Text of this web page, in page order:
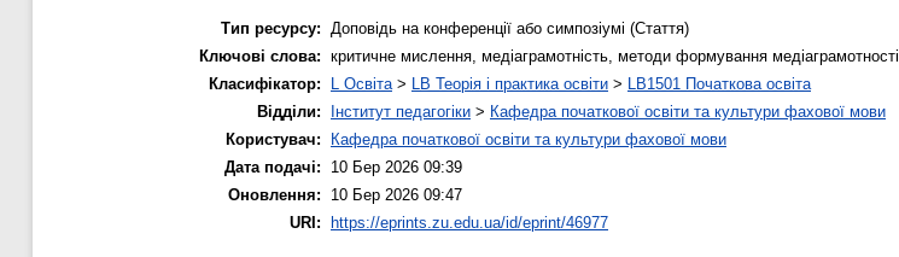
Тип ресурсу:
Доповідь на конференції або симпозіумі (Стаття)
Ключові слова: критичне мислення, медіаграмотність, методи формування медіаграмотності.
Класифікатор:
L Освіта > LB Теорія і практика освіти > LB1501 Початкова освіта
Відділи:
Інститут педагогіки > Кафедра початкової освіти та культури фахової мови
Користувач:
Кафедра початкової освіти та культури фахової мови
Дата подачі:
10 Бер 2026 09:39
Оновлення:
10 Бер 2026 09:47
URI: https://eprints.zu.edu.ua/id/eprint/46977